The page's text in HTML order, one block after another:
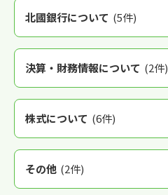
北國銀行について (5件)
決算・財務情報について (2件)
株式について (6件)
その他 (2件)